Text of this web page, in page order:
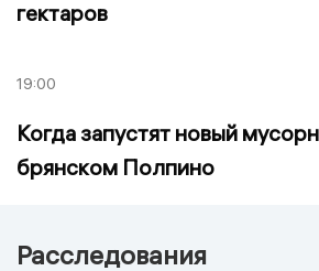
гектаров
19:00
Когда запустят новый
брянском Полпино
Расследования